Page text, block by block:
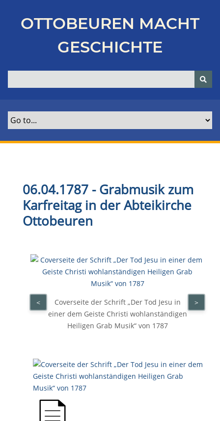
p
OTTOBEUREN MACHT
GESCHICHTE
06.04.1787 - Grabmusik zum
Karfreitag in der Abteikirche
Ottobeuren
Coverseite der Schrift „Der Tod Jesu in
einer dem Geiste Christi wohlanständigen
Heiligen Grab Musik“ von 1787
< >